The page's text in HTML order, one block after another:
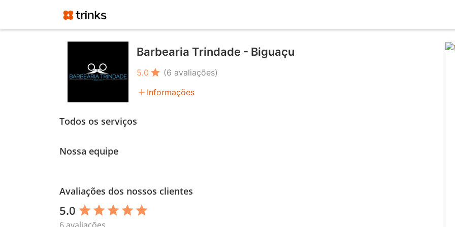
Barbearia Trindade - Biguaçu
5.0 star (6 avaliações)
add Informações
Todos os serviços
Nossa equipe
Avaliações dos nossos clientes
5.0 star star star star star
6 avaliações